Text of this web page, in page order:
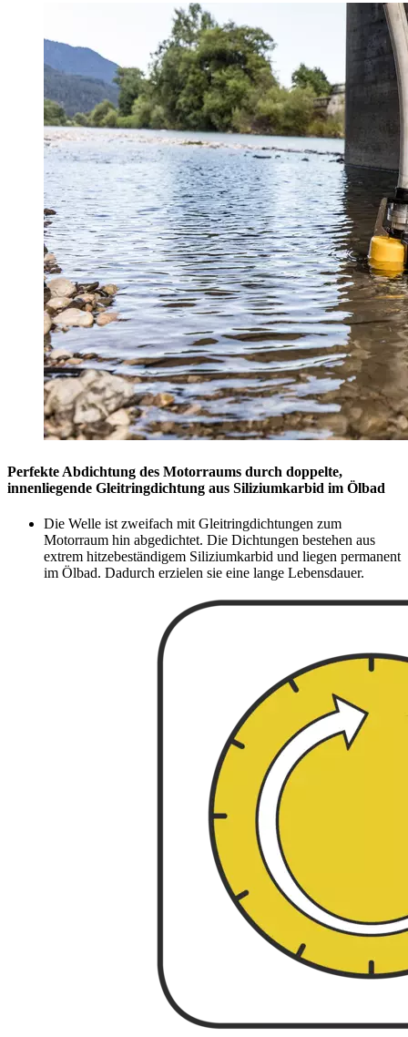
Perfekte Abdichtung des Motorraums durch doppelte,
innenliegende Gleitringdichtung aus Siliziumkarbid im Ölbad
Die Welle ist zweifach mit Gleitringdichtungen zum
Motorraum hin abgedichtet. Die Dichtungen bestehen aus
extrem hitzebeständigem Siliziumkarbid und liegen permanent
im Ölbad. Dadurch erzielen sie eine lange Lebensdauer.